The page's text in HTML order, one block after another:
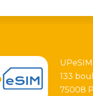
UPeSIM
133
75008